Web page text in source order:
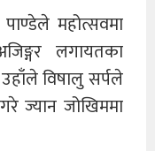
महोत्सवमा
लगायतका
विषालु सर्पले
ज्यान जोखिममा